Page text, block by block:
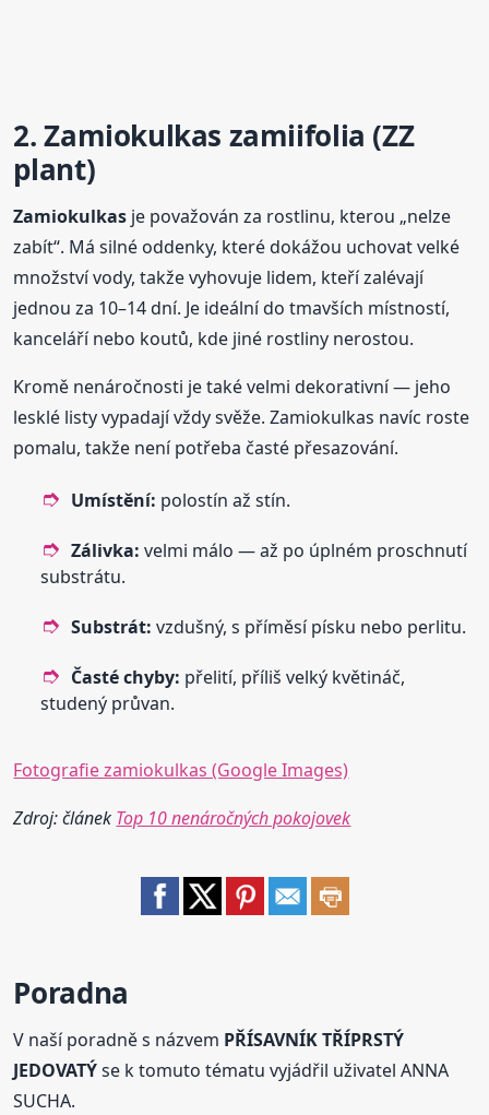
2. Zamiokulkas zamiifolia (ZZ
plant)
Zamiokulkas je považován za rostlinu, kterou „nelze
zabít“. Má silné oddenky, které dokážou uchovat velké
množství vody, takže vyhovuje lidem, kteří zalévají
jednou za 10–14 dní. Je ideální do tmavších místností,
kanceláří nebo koutů, kde jiné rostliny nerostou.
Kromě nenáročnosti je také velmi dekorativní — jeho
lesklé listy vypadají vždy svěže. Zamiokulkas navíc roste
pomalu, takže není potřeba časté přesazování.
Umístění: polostín až stín.
Zálivka: velmi málo — až po úplném proschnutí
substrátu.
Substrát: vzdušný, s příměsí písku nebo perlitu.
Časté chyby: přelití, příliš velký květináč,
studený průvan.
Fotografie zamiokulkas (Google Images)
Zdroj: článek Top 10 nenáročných pokojovek
Poradna
V naší poradně s názvem PŘÍSAVNÍK TŘÍPRSTÝ
JEDOVATÝse k tomuto tématu vyjádřil uživatel ANNA
SUCHA.